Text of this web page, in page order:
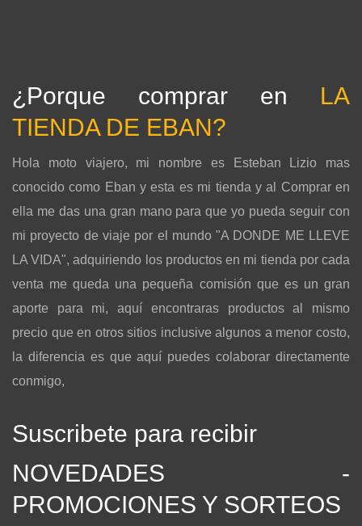
¿Porque comprar en LA
TIENDA DE EBAN?
Hola moto viajero, mi nombre es Esteban Lizio mas
conocido como Eban y esta es mi tienda y al Comprar en
ella me das una gran mano para que yo pueda seguir con
mi proyecto de viaje por el mundo "A DONDE ME LLEVE
LA VIDA", adquiriendo los productos en mi tienda por cada
venta me queda una pequeña comisión que es un gran
aporte para mi, aquí encontraras productos al mismo
precio que en otros sitios inclusive algunos a menor costo,
la diferencia es que aquí puedes colaborar directamente
conmigo,
Suscribete para recibir
NOVEDADES -
PROMOCIONES Y SORTEOS